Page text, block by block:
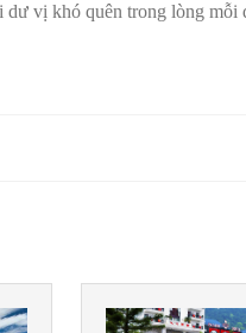
dư vị khó quên trong lòng mỗi